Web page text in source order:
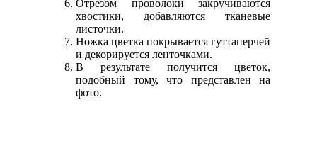
Отрезом проволоки закручиваются
хвостики, добавляются тканевые
листочки.
Ножка цветка покрывается гуттаперчей
и декорируется ленточками.
В результате получится цветок,
подобный тому, что представлен на
фото.